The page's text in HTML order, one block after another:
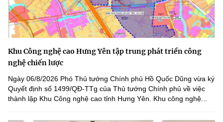
Khu Công nghệ cao Hưng Yên tập trung phát triển công
nghệ chiến lược
Ngày 06/8/2026 Phó Thủ tướng Chính phủ Hồ Quốc Dũng vừa ký
Quyết định số 1499/QĐ-TTg của Thủ tướng Chính phủ về việc
thành lập Khu Công nghệ cao tỉnh Hưng Yên. Khu công nghệ...